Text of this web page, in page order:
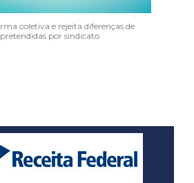
coletiva e rejeita diferenças de
por sindicato